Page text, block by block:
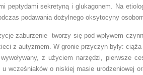
peptydami sekretyną i glukagonem. Na
podawania dożylnego oksytocyny
zaburzenie tworzy się pod wpływem
z autyzmem. W gronie przyczyn były:
z użyciem narzędzi, pierwsze
o niskiej masie urodzeniowej